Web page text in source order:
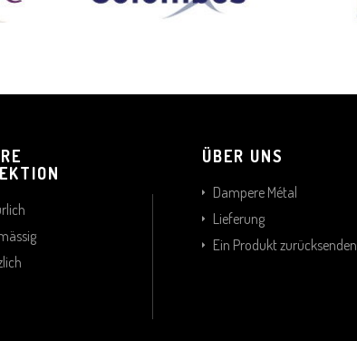
ÜBER UNS
Dampere Métal
Lieferung
Ein Produkt zurücksenden